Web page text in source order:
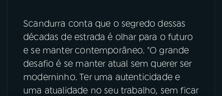
Scandurra conta que o segredo dessas
décadas de estrada é olhar para o futuro
e se manter contemporâneo. "O grande
desafio é se manter atual sem querer ser
moderninho. Ter uma autenticidade e
uma atualidade no seu trabalho, sem ficar